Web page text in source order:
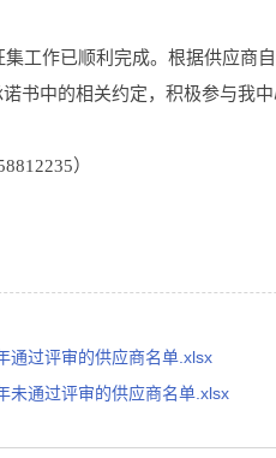
工作已顺利完成。根据供应商
书中的相关约定，积极参与我
35）
通过评审的供应商名单.xlsx
未通过评审的供应商名单.xlsx